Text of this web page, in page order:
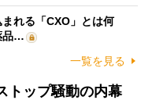
れる「CXO」とは何
品…
一覧を見る
トップ騒動の内幕